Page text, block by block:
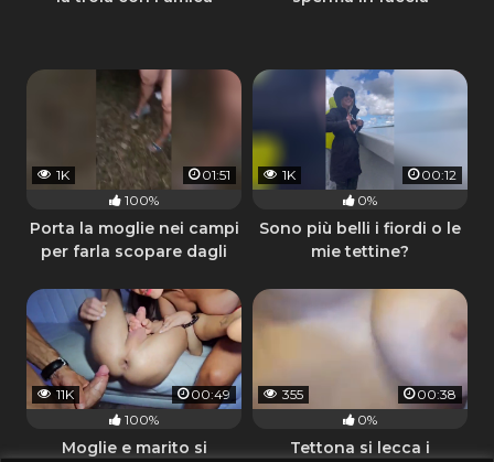
1K
01:51
100%
Porta la moglie nei campi
per farla scopare dagli
1K
00:12
0%
Sono più belli i fiordi o le
mie tettine?
11K
00:49
100%
Moglie e marito si
355
00:38
0%
Tettona si lecca i